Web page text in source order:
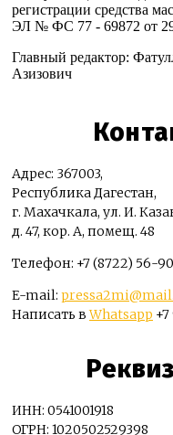
регистрации средства
ЭЛ № ФС 77 - 69872 от 29
Главный редактор:
Азизович
Адрес: 367003,
Республика Дагестан,
г. Махачкала, ул. И.
д. 47, кор. А, помещ. 48
Телефон: +7 (8722) 56-
E-mail:
Написать вWhatsapp
ИНН: 0541001918
ОГРН: 1020502529398